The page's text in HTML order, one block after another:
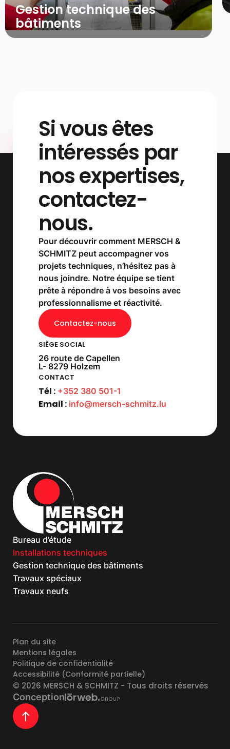
Gestion technique des
bâtiments
Si vous êtes
intéressés par
nos expertises,
contactez-
nous.
Pour découvrir comment MERSCH &
SCHMITZ peut accompagner vos
projets techniques, n’hésitez pas à
nous joindre. Notre équipe se tient
prête à répondre à vos besoins avec
professionnalisme et réactivité.
Contactez-nous
SIÈGE SOCIAL
26 route de Capellen
L- 8279 Holzem
CONTACT
Tél : +352 380 501-1
Email : info@mersch-schmitz.lu
Bureau d’étude
Installations techniques
Gestion technique des bâtiments
Travaux spéciaux
Travaux neufs
Plan du site
Mentions légales
Politique de confidentialité
Accessibilité (Conformité partielle)
© 2026 MERSCH & SCHMITZ - Tous droits réservés
Conception